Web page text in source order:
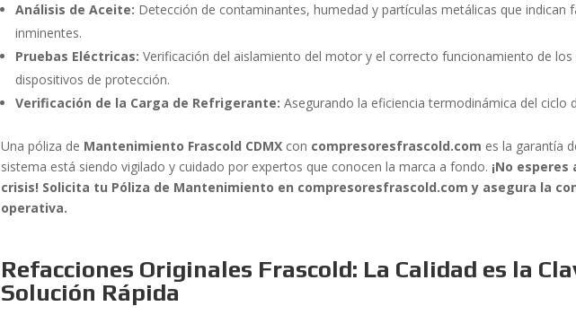
Análisis de Aceite: Detección de contaminantes, humedad y partículas metálicas que indican
inminentes.
Pruebas Eléctricas: Verificación del aislamiento del motor y el correcto funcionamiento de
dispositivos de protección.
Verificación de la Carga de Refrigerante: Asegurando la eficiencia termodinámica del ciclo
Una póliza de Mantenimiento Frascold CDMX con compresoresfrascold.com es la garantía
sistema está siendo vigilado y cuidado por expertos que conocen la marca a fondo. ¡No
crisis! Solicita tu Póliza de Mantenimiento en compresoresfrascold.com y asegura la
operativa.
Refacciones Originales Frascold: La Calidad es la
Solución Rápida